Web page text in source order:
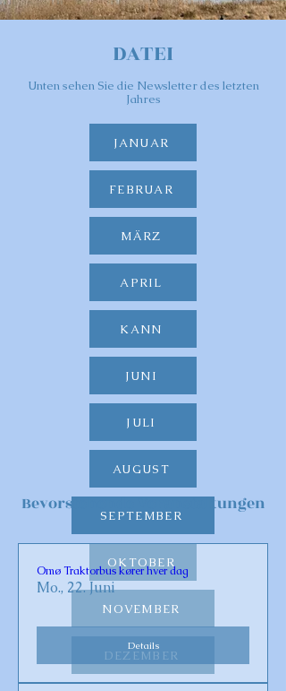
DATEI
Unten sehen Sie die Newsletter des letzten
Jahres
JANUAR
FEBRUAR
MÄRZ
APRIL
KANN
JUNI
JULI
AUGUST
SEPTEMBER
OKTOBER
NOVEMBER
DEZEMBER
Bevorstehende Veranstaltungen
Omø Traktorbus kører hver dag
Mo., 22. Juni
Details